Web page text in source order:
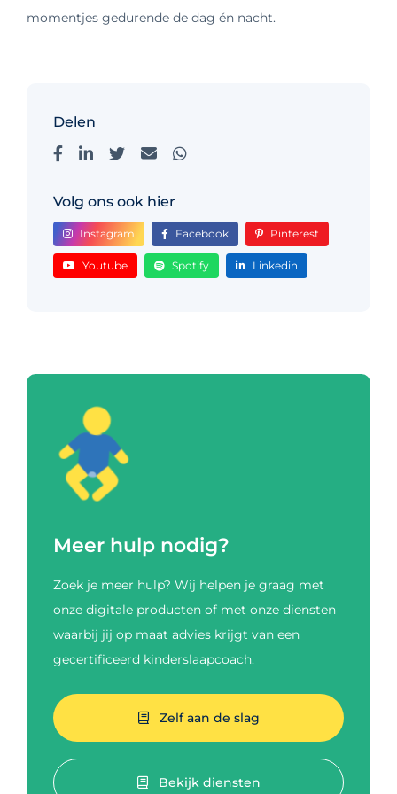
momentjes gedurende de dag én nacht.
Delen
Volg ons ook hier
Instagram Facebook Pinterest
Youtube Spotify Linkedin
Meer hulp nodig?
Zoek je meer hulp? Wij helpen je graag met
onze digitale producten of met onze diensten
waarbij jij op maat advies krijgt van een
gecertificeerd kinderslaapcoach.
Zelf aan de slag
Bekijk diensten